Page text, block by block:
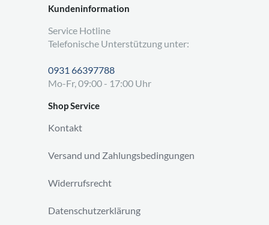
Kundeninformation
Service Hotline
Telefonische Unterstützung unter:
0931 66397788
Mo-Fr, 09:00 - 17:00 Uhr
Shop Service
Kontakt
Versand und Zahlungsbedingungen
Widerrufsrecht
Datenschutzerklärung